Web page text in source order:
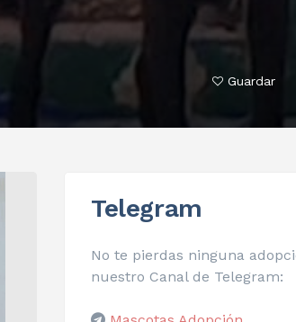
Guardar
Telegram
No te pierdas ninguna
nuestro Canal de Telegram: